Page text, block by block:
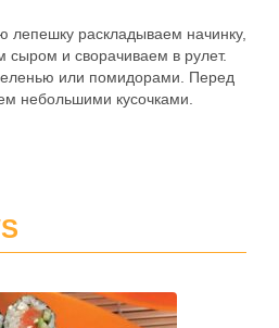
лепешку раскладываем начинку,
сыром и сворачиваем в рулет.
или помидорами. Перед
небольшими кусочками.